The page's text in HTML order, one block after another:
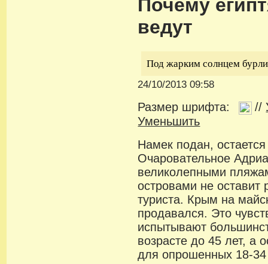
Почему
ведут
Под жарким солнцем
24/10/2013 09:58
Размер шрифта: //
Уменьшить
Намек подан, остается
Очаровательное
великолепными
островами не
туриста. Крым на
продавался. Это
испытывают
возрасте до 45 лет, а
для опрошенных 18-